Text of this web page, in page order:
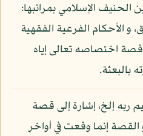
الإسلامي بمراتبها:
و الأحكام الفرعية الفقهية
اختصاصه تعالى إياه
بالبعثة.
ربه إلخ، إشارة إلى قصة
القصة إنما وقعت في أواخر